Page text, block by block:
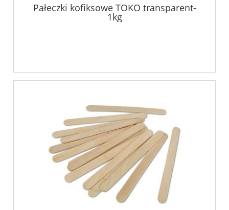
Pałeczki kofiksowe TOKO transparent-
1kg